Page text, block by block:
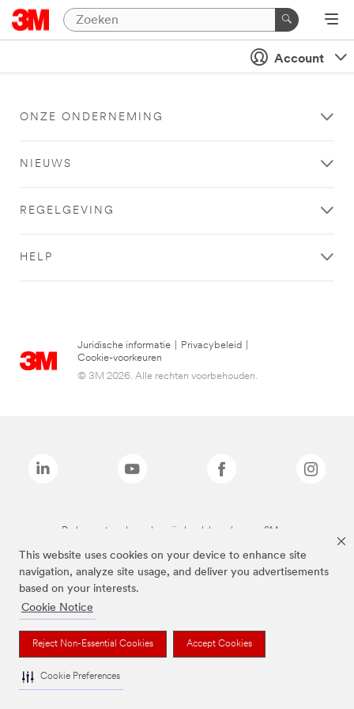
This website uses cookies on your device to enhance site
navigation, analyze site usage, and deliver you advertisements
based on your interests.
Cookie Notice
Reject Non-Essential Cookies Accept Cookies
Cookie Preferences
Account
ONZE ONDERNEMING
NIEUWS
REGELGEVING
HELP
Juridische informatie Privacybeleid
Cookie-voorkeuren
© 3M 2026. Alle rechten voorbehouden.
De bovenstaande merken zijn handelsmerken van 3M.we